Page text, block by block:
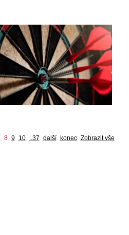
8 9 10 ..37 další konec Zobrazit vše